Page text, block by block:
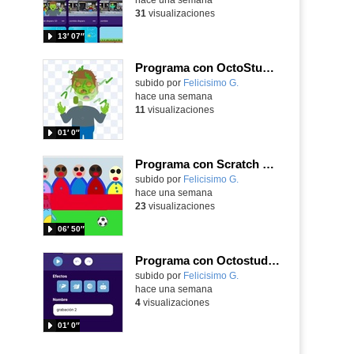
13′ 07″
31 visualizaciones
Programa con OctoStudio, un juego homenajeando al House of the dead con Zombies
Contenido educativo.
subido por Felicisimo G.
01′ 0″
hace una semana
11 visualizaciones
Programa con Scratch Jr una barrera que se desplaza para dar sensación de movimiento
Contenido educativo.
subido por Felicisimo G.
06′ 50″
hace una semana
23visualizaciones
Programa con Octostudio, una animación utilizando la cámara para una foto y audio y texto para comunicar.
Contenido educativo.
subido por Felicisimo G.
01′ 0″
hace una semana
4visualizaciones